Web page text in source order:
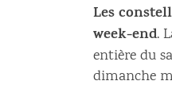
Les
week-end.
entière du
dimanche